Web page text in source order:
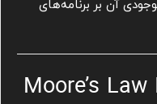
آن بر برنامه‌های